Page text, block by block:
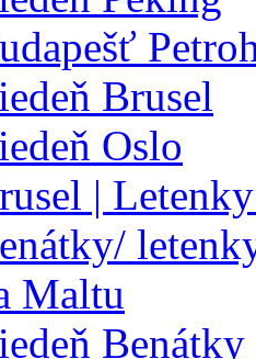
Brusel
Oslo
|
Maltu
Benátky